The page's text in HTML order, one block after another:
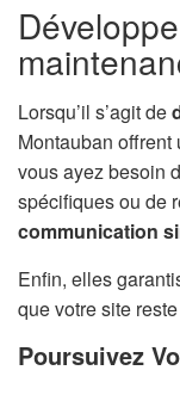
Lorsqu’il s’agit de
Montauban
vous ayez besoin
spécifiques ou de
communication
Enfin, elles
que votre site
Poursuivez